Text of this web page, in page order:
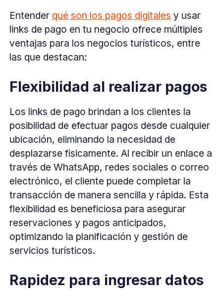
Entender qué son los pagos digitales y usar
links de pago en tu negocio ofrece múltiples
ventajas para los negocios turísticos, entre
las que destacan:
Flexibilidad al realizar pagos
Los links de pago brindan a los clientes la
posibilidad de efectuar pagos desde cualquier
ubicación, eliminando la necesidad de
desplazarse físicamente. Al recibir un enlace a
través de WhatsApp, redes sociales o correo
electrónico, el cliente puede completar la
transacción de manera sencilla y rápida. Esta
flexibilidad es beneficiosa para asegurar
reservaciones y pagos anticipados,
optimizando la planificación y gestión de
servicios turísticos.
Rapidez para ingresar datos